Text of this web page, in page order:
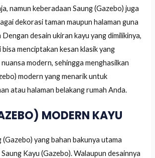
namun keberadaan Saung (Gazebo) juga
dekorasi taman maupun halaman guna
desain ukiran kayu yang dimilikinya,
bisa menciptakan kesan klasik yang
modern, sehingga menghasilkan
modern yang menarik untuk
atau halaman belakang rumah Anda.
MODERN KAYU
(Gazebo) yang bahan bakunya utama
Kayu (Gazebo). Walaupun desainnya